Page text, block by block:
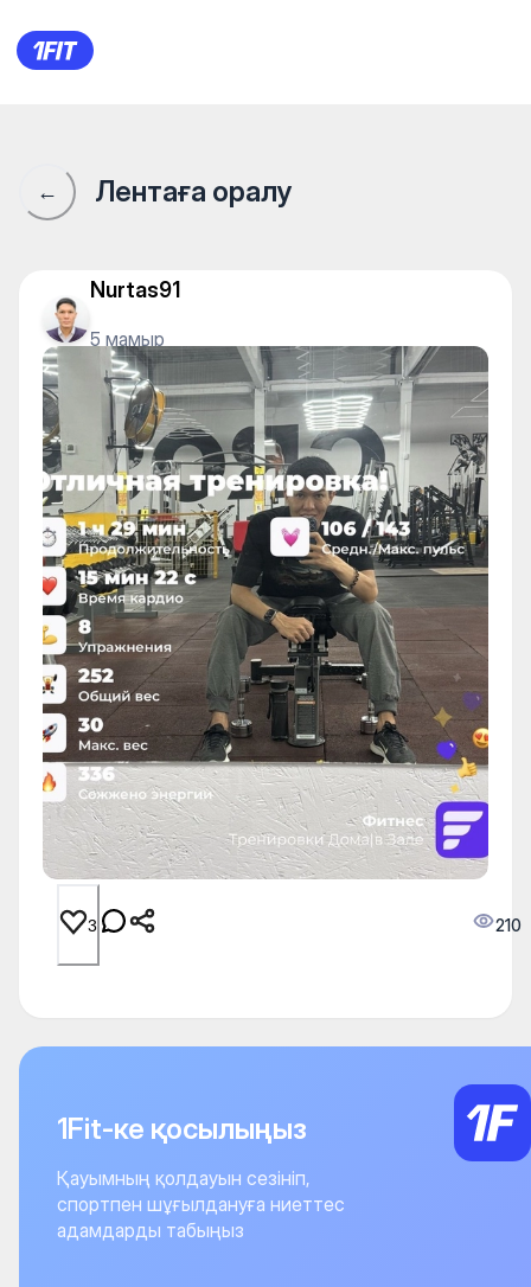
1Fit қауымдастығы · 1Fit
← Лентаға оралу
Nurtas91
5 мамыр
3 210
1Fit-ке қосылыңыз
Қауымның қолдауын сезініп,
спортпен шұғылдануға ниеттес
адамдарды табыңыз